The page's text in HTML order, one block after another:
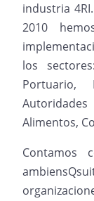
industria
2010
los
Portuario,
Alimentos,
Contamos